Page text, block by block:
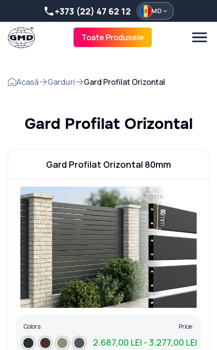
+373 (22) 47 62 12 MD
Toate Produsele
Acasă Garduri Gard Profilat Orizontal
Gard Profilat Orizontal
Gard Profilat Orizontal 80mm
Colors: Price:
2.687,00 LEI - 3.277,00 LEI